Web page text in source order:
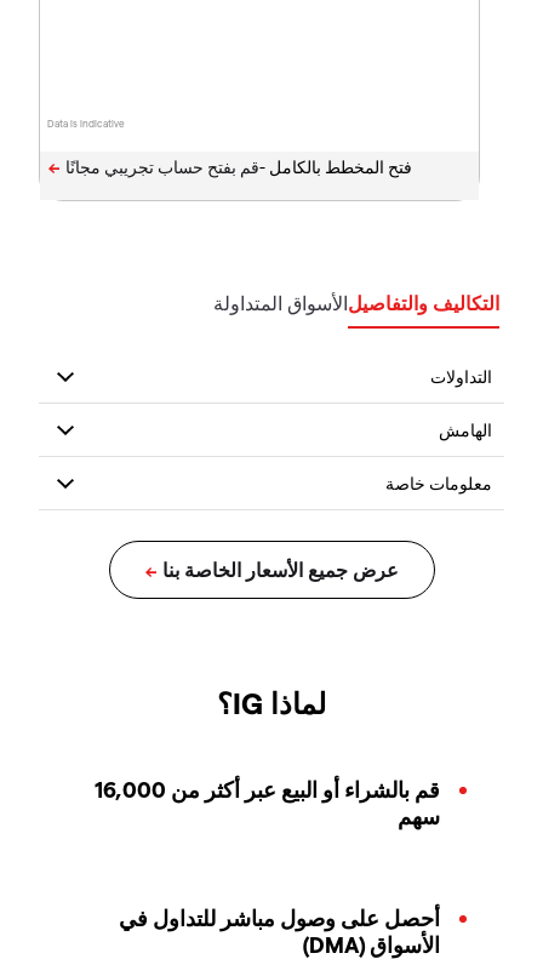
Data is indicative
فتح المخطط بالكامل -
التكاليف والتفاصيلالأسواق المتداولة
لماذا IG؟
قم بالشراء أو البيع عبر أكثر من 16,000
سهم
أحصل على وصول مباشر للتداول في
الأسواق (DMA)